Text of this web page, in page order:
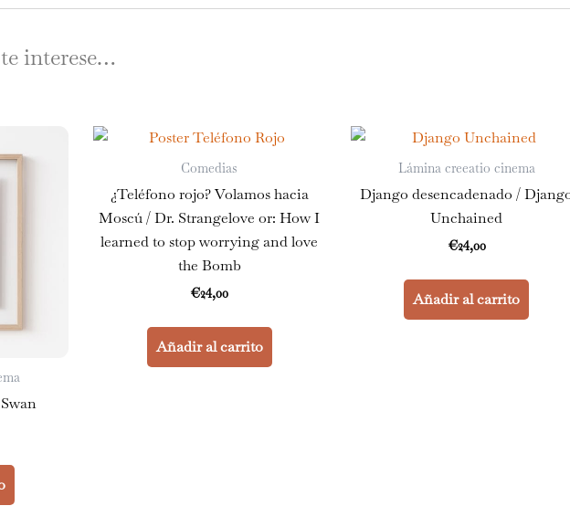
interese…
Comedias
¿Teléfono rojo? Volamos hacia
Moscú / Dr. Strangelove or: How I
learned to stop worrying and love
the Bomb
€24,00
Añadir al carrito
Lámina creeatio cinema
Django desencadenado /
Unchained
€24,00
Añadir al carrito